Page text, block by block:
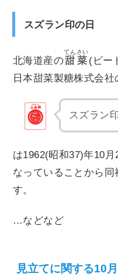
スズラン印の日
北海道産の甜菜
てんさい
(ビー
日本甜菜製糖株式会
スズラン
は1962(昭和37)年10
なっていることから同
す。
…などなど
見立てに関する10